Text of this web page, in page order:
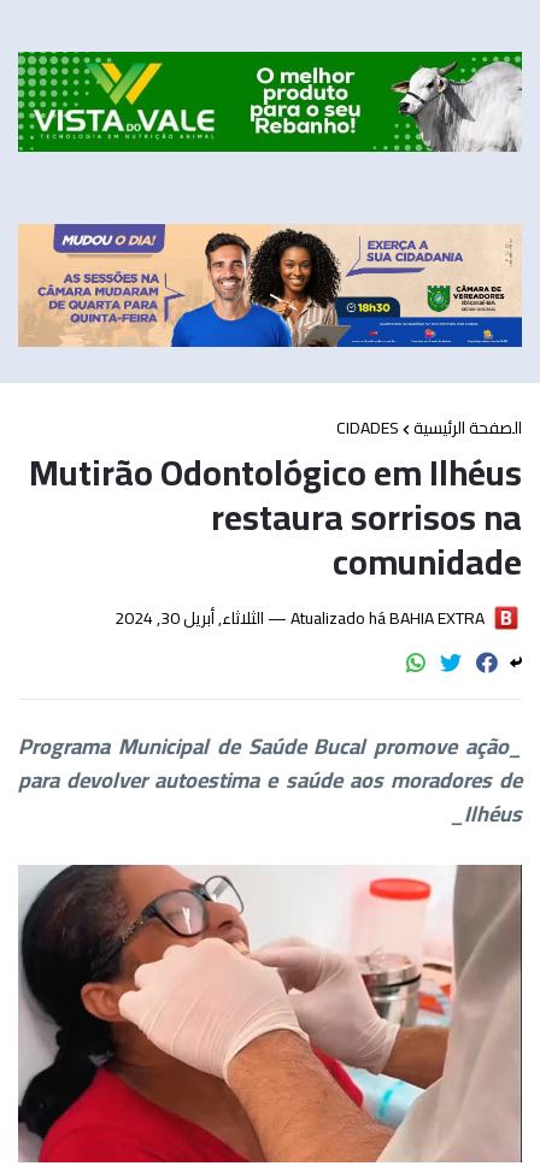
الصفحة الرئيسية CIDADES
Mutirão Odontológico em Ilhéus
restaura sorrisos na
comunidade
BAHIA EXTRA
Atualizado há — الثلاثاء, أبريل 30, 2024
_Programa Municipal de Saúde Bucal promove ação
para devolver autoestima e saúde aos moradores de
Ilhéus_